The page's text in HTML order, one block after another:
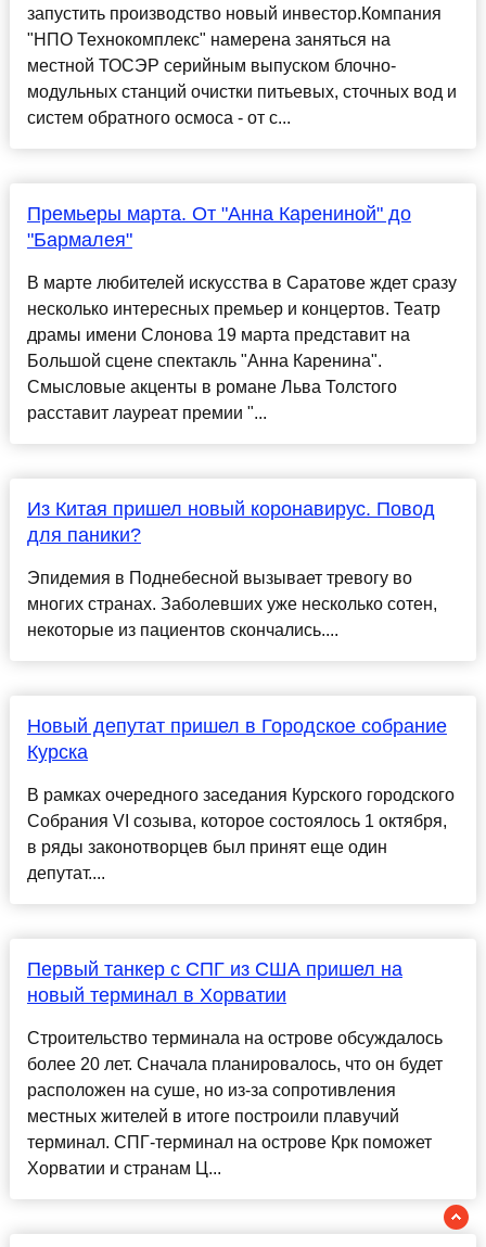
запустить производство новый инвестор.Компания
"НПО Технокомплекс" намерена заняться на
местной ТОСЭР серийным выпуском блочно-
модульных станций очистки питьевых, сточных вод и
систем обратного осмоса - от с...
Премьеры марта. От "Анна Карениной" до
"Бармалея"
В марте любителей искусства в Саратове ждет сразу
несколько интересных премьер и концертов. Театр
драмы имени Слонова 19 марта представит на
Большой сцене спектакль "Анна Каренина".
Смысловые акценты в романе Льва Толстого
расставит лауреат премии "...
Из Китая пришел новый коронавирус. Повод
для паники?
Эпидемия в Поднебесной вызывает тревогу во
многих странах. Заболевших уже несколько сотен,
некоторые из пациентов скончались....
Новый депутат пришел в Городское собрание
Курска
В рамках очередного заседания Курского городского
Собрания VI созыва, которое состоялось 1 октября,
в ряды законотворцев был принят еще один
депутат....
Первый танкер с СПГ из США пришел на
новый терминал в Хорватии
Строительство терминала на острове обсуждалось
более 20 лет. Сначала планировалось, что он будет
расположен на суше, но из-за сопротивления
местных жителей в итоге построили плавучий
терминал. СПГ-терминал на острове Крк поможет
Хорватии и странам Ц...